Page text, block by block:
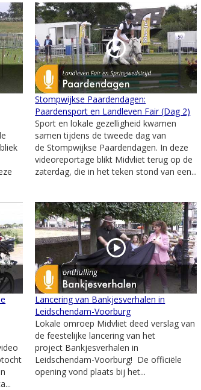
Stompwijkse Paardendagen:
Paardensport en Landleven Fair (Dag 2)
Sport en lokale gezelligheid kwamen
samen tijdens de tweede dag van
de Stompwijkse Paardendagen. In deze
videoreportage blikt Midvliet terug op de
zaterdag, die in het teken stond van een...
Lancering van Bankjesverhalen in
Leidschendam-Voorburg
Lokale omroep Midvliet deed verslag van
de feestelijke lancering van het
project Bankjesverhalen in
Leidschendam-Voorburg! De officiële
opening vond plaats bij het...